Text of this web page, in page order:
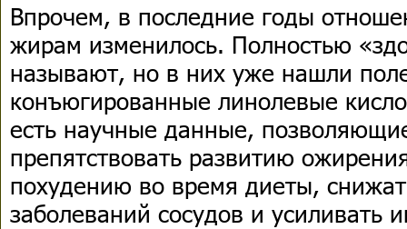
Впрочем, в последние годы
жирам изменилось. Полностью
называют, но в них уже нашли
конъюгированные линолевые
есть научные данные,
препятствовать развитию
похудению во время диеты,
заболеваний сосудов и усиливать